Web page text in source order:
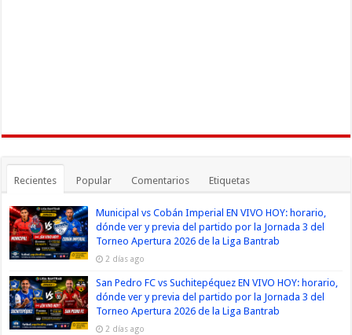
Recientes Popular Comentarios Etiquetas
Municipal vs Cobán Imperial EN VIVO HOY: horario,
dónde ver y previa del partido por la Jornada 3 del
Torneo Apertura 2026 de la Liga Bantrab
2 días ago
San Pedro FC vs Suchitepéquez EN VIVO HOY: horario,
dónde ver y previa del partido por la Jornada 3 del
Torneo Apertura 2026 de la Liga Bantrab
2 días ago